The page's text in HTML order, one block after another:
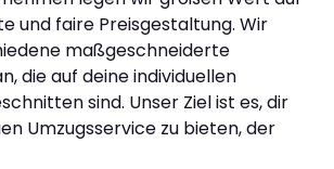
und faire Preisgestaltung. Wir
maßgeschneiderte
die auf deine individuellen
sind. Unser Ziel ist es, dir
Umzugsservice zu bieten, der